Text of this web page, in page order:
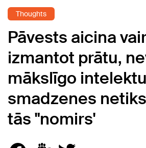
Thoughts
Pāvests aicina
izmantot prātu,
mākslīgo
smadzenes
tās "nomirs'